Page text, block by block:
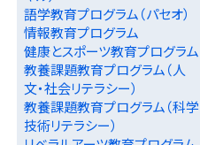
語学教育プログラム（パセオ）
情報教育プログラム
健康とスポーツ教育プログラム
教養課題教育プログラム（人
文・社会リテラシー）
教養課題教育プログラム（科学
技術リテラシー）